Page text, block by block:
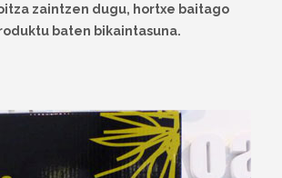
zaintzen dugu, hortxe baitago
baten bikaintasuna.